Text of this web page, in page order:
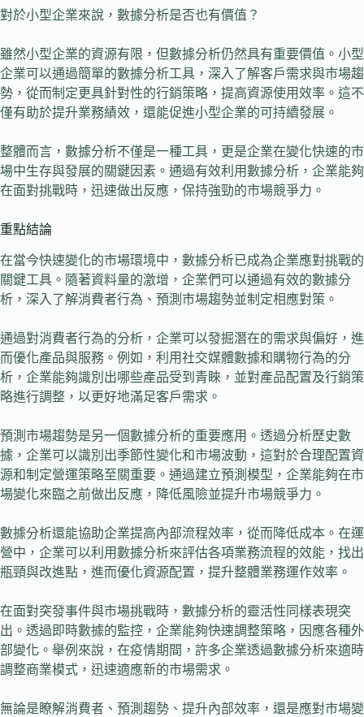
對於小型企業來說，數據分析是否也有價值？
雖然小型企業的資源有限，但數據分析仍然具有重要價值。小型
企業可以通過簡單的數據分析工具，深入了解客戶需求與市場趨
勢，從而制定更具針對性的行銷策略，提高資源使用效率。這不
僅有助於提升業務績效，還能促進小型企業的可持續發展。
整體而言，數據分析不僅是一種工具，更是企業在變化快速的市
場中生存與發展的關鍵因素。通過有效利用數據分析，企業能夠
在面對挑戰時，迅速做出反應，保持強勁的市場競爭力。
重點結論
在當今快速變化的市場環境中，數據分析已成為企業應對挑戰的
關鍵工具。隨著資料量的激增，企業們可以通過有效的數據分
析，深入了解消費者行為、預測市場趨勢並制定相應對策。
通過對消費者行為的分析，企業可以發掘潛在的需求與偏好，進
而優化產品與服務。例如，利用社交媒體數據和購物行為的分
析，企業能夠識別出哪些產品受到青睞，並對產品配置及行銷策
略進行調整，以更好地滿足客戶需求。
預測市場趨勢是另一個數據分析的重要應用。透過分析歷史數
據，企業可以識別出季節性變化和市場波動，這對於合理配置資
源和制定營運策略至關重要。通過建立預測模型，企業能夠在市
場變化來臨之前做出反應，降低風險並提升市場競爭力。
數據分析還能協助企業提高內部流程效率，從而降低成本。在運
營中，企業可以利用數據分析來評估各項業務流程的效能，找出
瓶頸與改進點，進而優化資源配置，提升整體業務運作效率。
在面對突發事件與市場挑戰時，數據分析的靈活性同樣表現突
出。透過即時數據的監控，企業能夠快速調整策略，因應各種外
部變化。舉例來說，在疫情期間，許多企業透過數據分析來適時
調整商業模式，迅速適應新的市場需求。
無論是瞭解消費者、預測趨勢、提升內部效率，還是應對市場變